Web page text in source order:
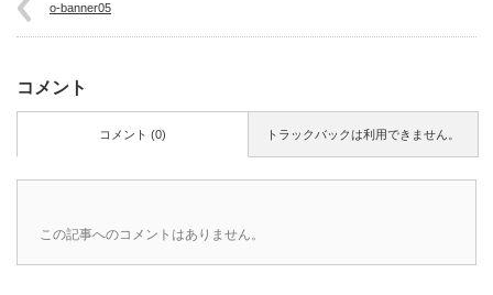
o-banner05
コメント
トラックバックは利用できません。
コメント (0)
この記事へのコメントはありません。